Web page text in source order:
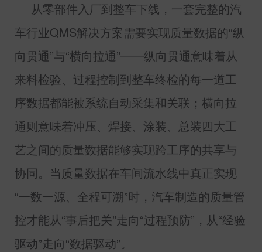
从零部件入厂到整车下线，一套完整的汽
车行业QMS解决方案需要实现质量数据的“纵
向贯通”与“横向拉通”——纵向贯通意味着从
来料检验、过程控制到整车终检的每一道工
序数据都能被系统自动采集和关联；横向拉
通则意味着冲压、焊接、涂装、总装四大工
艺之间的质量数据能够实现跨工序的共享与
协同。当质量数据在车间流水线中真正实现
“一数一源、全程可溯”时，汽车制造的质量管
控才能从“事后把关”走向“过程预防”，从“经验
驱动”走向“数据驱动”。